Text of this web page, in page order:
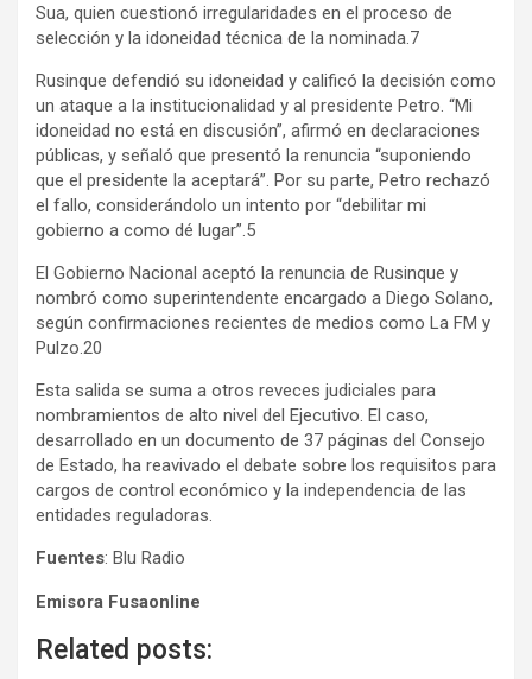
Sua, quien cuestionó irregularidades en el proceso de
selección y la idoneidad técnica de la nominada.7
Rusinque defendió su idoneidad y calificó la decisión como
un ataque a la institucionalidad y al presidente Petro. “Mi
idoneidad no está en discusión”, afirmó en declaraciones
públicas, y señaló que presentó la renuncia “suponiendo
que el presidente la aceptará”. Por su parte, Petro rechazó
el fallo, considerándolo un intento por “debilitar mi
gobierno a como dé lugar”.5
El Gobierno Nacional aceptó la renuncia de Rusinque y
nombró como superintendente encargado a Diego Solano,
según confirmaciones recientes de medios como La FM y
Pulzo.20
Esta salida se suma a otros reveces judiciales para
nombramientos de alto nivel del Ejecutivo. El caso,
desarrollado en un documento de 37 páginas del Consejo
de Estado, ha reavivado el debate sobre los requisitos para
cargos de control económico y la independencia de las
entidades reguladoras.
Fuentes: Blu Radio
Emisora Fusaonline
Related posts: